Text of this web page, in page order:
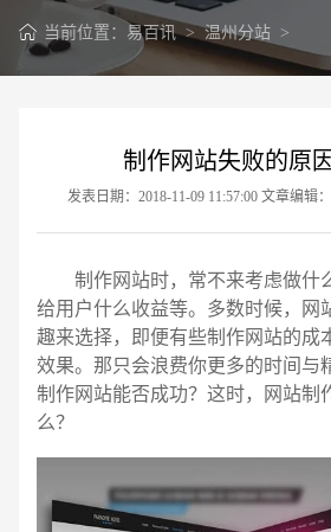
当前位置： 易百讯>温州分站>
制作网站失败的原
发表日期：2018-11-09 11:57:00 文章编辑
制作网站时，常不来考虑做什
给用户什么收益等。多数时候，网
趣来选择，即便有些制作网站的成
效果。那只会浪费你更多的时间与
制作网站能否成功？这时，网站制
么？